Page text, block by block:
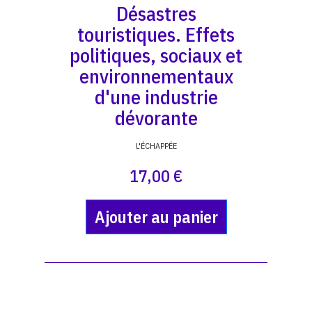
Désastres
touristiques. Effets
politiques, sociaux et
environnementaux
d'une industrie
dévorante
L'ÉCHAPPÉE
17,00 €
Ajouter au panier